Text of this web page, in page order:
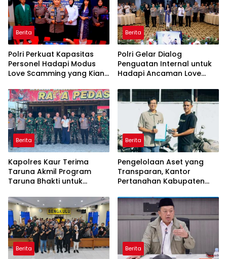
Berita
Polri Perkuat Kapasitas
Personel Hadapi Modus
Love Scamming yang Kian
Berita
Polri Gelar Dialog
Penguatan Internal untuk
Hadapi Ancaman Love
Berita
Kapolres Kaur Terima
Taruna Akmil Program
Taruna Bhakti untuk
Rakyat Kabupaten Kaur
Berita
Pengelolaan Aset yang
Transparan, Kantor
Pertanahan Kabupaten
kepada Pemenang Lelang
Berita Berita